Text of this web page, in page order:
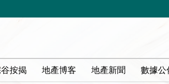
按揭 地產博客 地產新聞 數據公